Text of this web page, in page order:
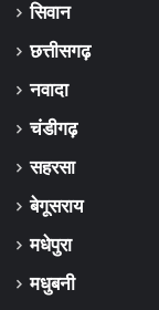
सिवान
छत्तीसगढ़
नवादा
चंडीगढ़
सहरसा
बेगूसराय
मधेपुरा
मधुबनी